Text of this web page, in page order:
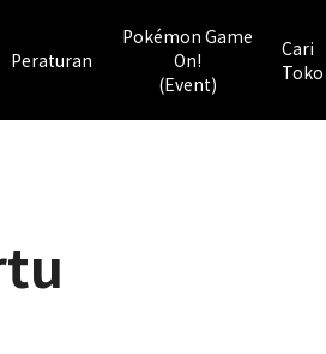
Peraturan
Pokémon Game
On!
(Event)
Cari
Toko